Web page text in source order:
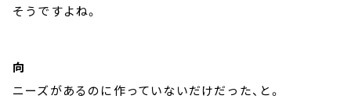
そうですよね。
向
ニーズがあるのに作っていないだけだった、と。